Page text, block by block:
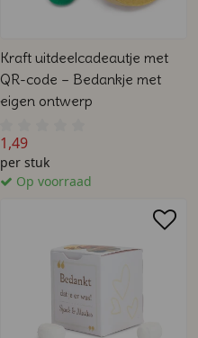
Kraft uitdeelcadeautje met
QR-code – Bedankje met
eigen ontwerp
1,49
per stuk
Op voorraad